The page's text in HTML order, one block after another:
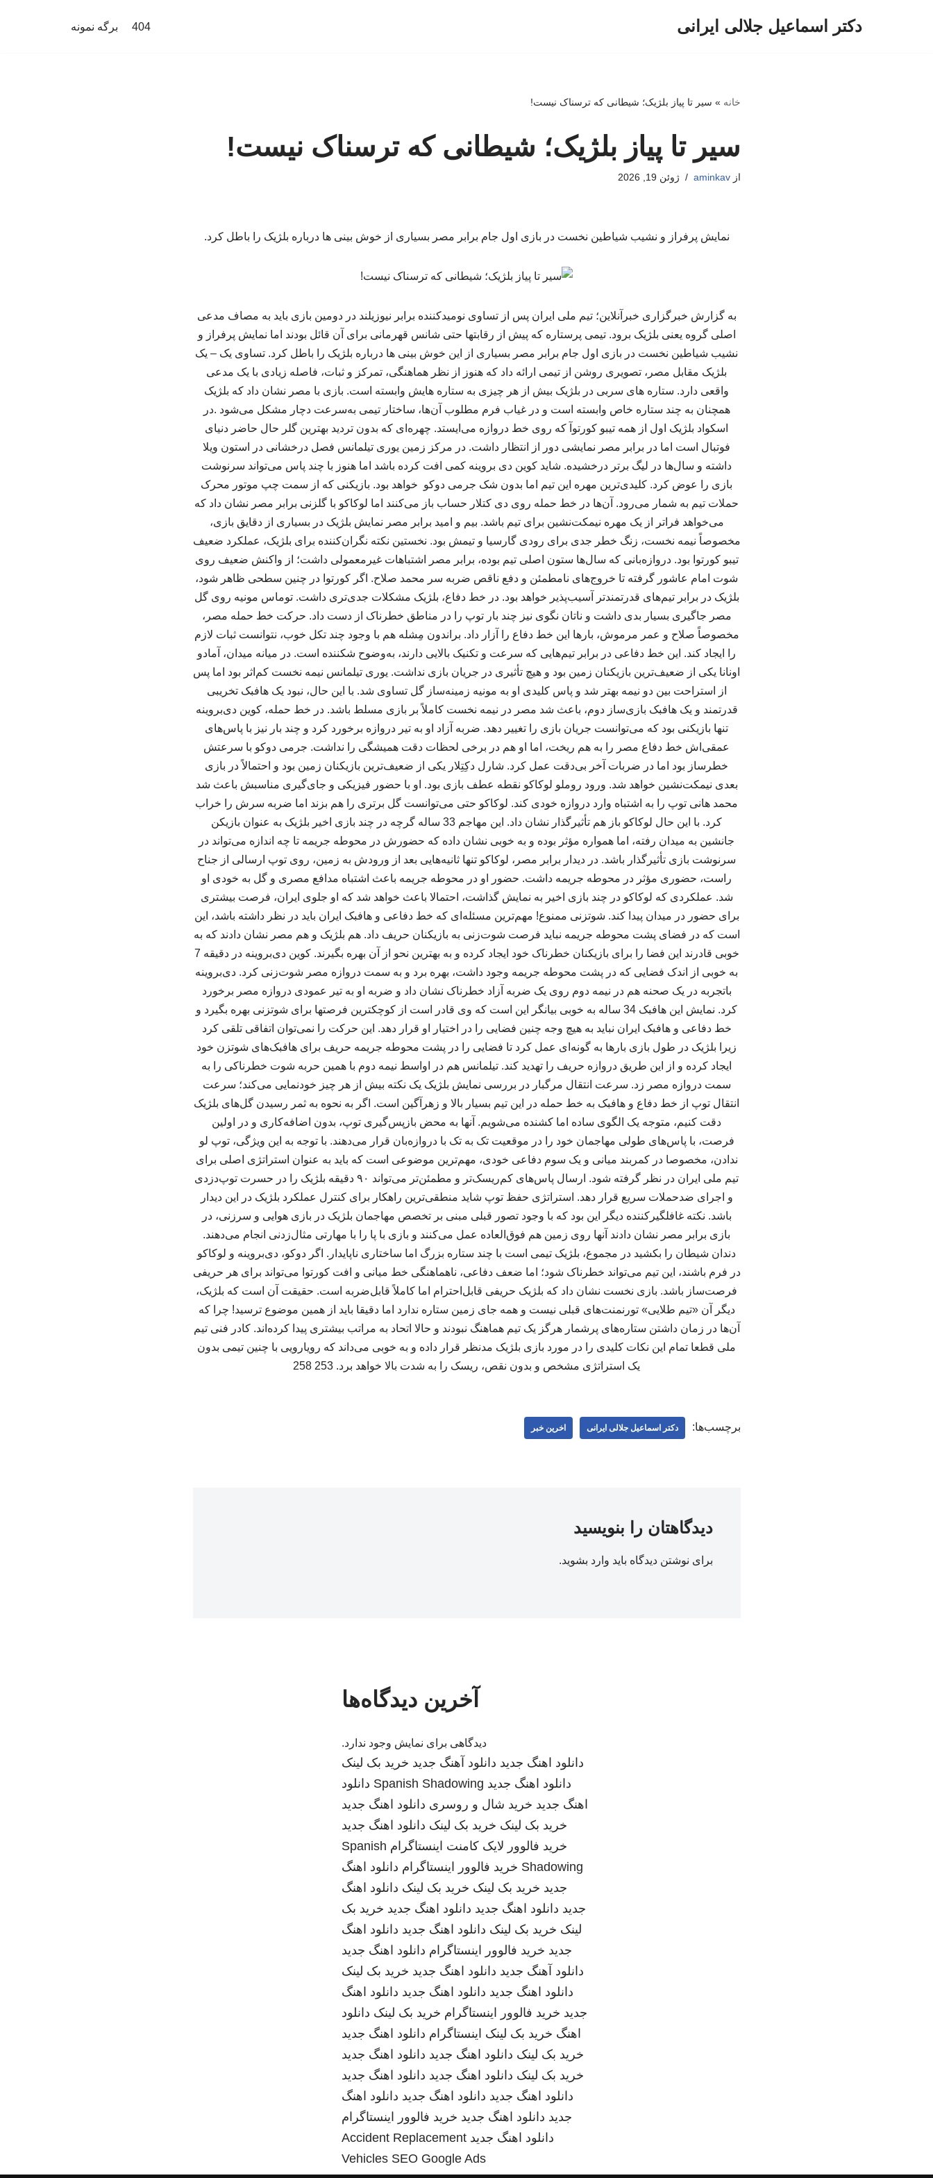
دکتر اسماعیل جلالی ایرانی 404 برگه نمونه
خانه » سیر تا پیاز بلژیک؛ شیطانی که ترسناک نیست!
سیر تا پیاز بلژیک؛ شیطانی که ترسناک نیست!
ازaminkav ژوئن 19, 2026
نمایش پرفراز و نشیب شیاطین نخست در بازی اول جام برابر مصر بسیاری از خوش بینی ها درباره بلژیک را باطل کرد.
به گزارش خبرگزاری خبرآنلاین؛ تیم ملی ایران پس از تساوی نومیدکننده برابر نیوزیلند در دومین بازی باید به مصاف مدعی
اصلی گروه یعنی بلژیک برود. تیمی پرستاره که پیش از رقابتها حتی شانس قهرمانی برای آن قائل بودند اما نمایش پرفراز و
نشیب شیاطین نخست در بازی اول جام برابر مصر بسیاری از این خوش بینی ها درباره بلژیک را باطل کرد. تساوی یک – یک
بلژیک مقابل مصر، تصویری روشن از تیمی ارائه داد که هنوز از نظر هماهنگی، تمرکز و ثبات، فاصله زیادی با یک مدعی
واقعی دارد. ستاره های سربی در بلژیک بیش از هر چیزی به ستاره هایش وابسته است. بازی با مصر نشان داد که بلژیک
همچنان به چند ستاره خاص وابسته است و در غیاب فرم مطلوب آن‌ها، ساختار تیمی به‌سرعت دچار مشکل می‌شود .در
اسکواد بلژیک اول از همه تیبو کورتوآ که روی خط دروازه می‌ایستد. چهره‌ای که بدون تردید بهترین گلر حال حاضر دنیای
فوتبال است اما در برابر مصر نمایشی دور از انتظار داشت. در مرکز زمین یوری تیلمانس فصل درخشانی در استون ویلا
داشته و سال‌ها در لیگ برتر درخشیده. شاید کوین دی بروینه کمی افت کرده باشد اما هنوز با چند پاس می‌تواند سرنوشت
بازی را عوض کرد. کلیدی‌ترین مهره این تیم اما بدون شک جرمی دوکو خواهد بود. بازیکنی که از سمت چپ موتور محرک
حملات تیم به شمار می‌رود. آن‌ها در خط حمله روی دی کتلار حساب باز می‌کنند اما لوکاکو با گلزنی برابر مصر نشان داد که
می‌خواهد فراتر از یک مهره نیمکت‌نشین برای تیم باشد. بیم و امید برابر مصر نمایش بلژیک در بسیاری از دقایق بازی،
مخصوصاً نیمه نخست، زنگ خطر جدی برای رودی گارسیا و تیمش بود. نخستین نکته نگران‌کننده برای بلژیک، عملکرد ضعیف
تیبو کورتوا بود. دروازه‌بانی که سال‌ها ستون اصلی تیم بوده، برابر مصر اشتباهات غیرمعمولی داشت؛ از واکنش ضعیف روی
شوت امام عاشور گرفته تا خروج‌های نامطمئن و دفع ناقص ضربه سر محمد صلاح. اگر کورتوا در چنین سطحی ظاهر شود،
بلژیک در برابر تیم‌های قدرتمندتر آسیب‌پذیر خواهد بود. در خط دفاع، بلژیک مشکلات جدی‌تری داشت. توماس مونیه روی گل
مصر جاگیری بسیار بدی داشت و ناتان نگوی نیز چند بار توپ را در مناطق خطرناک از دست داد. حرکت خط حمله مصر،
مخصوصاً صلاح و عمر مرموش، بارها این خط دفاع را آزار داد. براندون مِشله هم با وجود چند تکل خوب، نتوانست ثبات لازم
را ایجاد کند. این خط دفاعی در برابر تیم‌هایی که سرعت و تکنیک بالایی دارند، به‌وضوح شکننده است. در میانه میدان، آمادو
اونانا یکی از ضعیف‌ترین بازیکنان زمین بود و هیچ تأثیری در جریان بازی نداشت. یوری تیلمانس نیمه نخست کم‌اثر بود اما پس
از استراحت بین دو نیمه بهتر شد و پاس کلیدی او به مونیه زمینه‌ساز گل تساوی شد. با این حال، نبود یک هافبک تخریبی
قدرتمند و یک هافبک بازی‌ساز دوم، باعث شد مصر در نیمه نخست کاملاً بر بازی مسلط باشد. در خط حمله، کوین دی‌بروینه
تنها بازیکنی بود که می‌توانست جریان بازی را تغییر دهد. ضربه آزاد او به تیر دروازه برخورد کرد و چند بار نیز با پاس‌های
عمقی‌اش خط دفاع مصر را به هم ریخت، اما او هم در برخی لحظات دقت همیشگی را نداشت. جرمی دوکو با سرعتش
خطرساز بود اما در ضربات آخر بی‌دقت عمل کرد. شارل دکِتِلار یکی از ضعیف‌ترین بازیکنان زمین بود و احتمالاً در بازی
بعدی نیمکت‌نشین خواهد شد. ورود روملو لوکاکو نقطه عطف بازی بود. او با حضور فیزیکی و جای‌گیری مناسبش باعث شد
محمد هانی توپ را به اشتباه وارد دروازه خودی کند. لوکاکو حتی می‌توانست گل برتری را هم بزند اما ضربه سرش را خراب
کرد. با این حال لوکاکو باز هم تأثیرگذار نشان داد. این مهاجم 33 ساله گرچه در چند بازی اخیر بلژیک به عنوان بازیکن
جانشین به میدان رفته، اما همواره مؤثر بوده و به خوبی نشان داده که حضورش در محوطه جریمه تا چه اندازه می‌تواند در
سرنوشت بازی تأثیرگذار باشد. در دیدار برابر مصر، لوکاکو تنها ثانیه‌هایی بعد از ورودش به زمین، روی توپ ارسالی از جناح
راست، حضوری مؤثر در محوطه جریمه داشت. حضور او در محوطه جریمه باعث اشتباه مدافع مصری و گل به خودی او
شد. عملکردی که لوکاکو در چند بازی اخیر به نمایش گذاشت، احتمالا باعث خواهد شد که او جلوی ایران، فرصت بیشتری
برای حضور در میدان پیدا کند. شوتزنی ممنوع! مهم‌ترین مسئله‌ای که خط دفاعی و هافبک ایران باید در نظر داشته باشد، این
است که در فضای پشت محوطه جریمه نباید فرصت شوت‌زنی به بازیکنان حریف داد. هم بلژیک و هم مصر نشان دادند که به
خوبی قادرند این فضا را برای بازیکنان خطرناک خود ایجاد کرده و به بهترین نحو از آن بهره بگیرند. کوین دی‌بروینه در دقیقه 7
به خوبی از اندک فضایی که در پشت محوطه جریمه وجود داشت، بهره برد و به سمت دروازه مصر شوت‌زنی کرد. دی‌بروینه
باتجربه در یک صحنه هم در نیمه دوم روی یک ضربه آزاد خطرناک نشان داد و ضربه او به تیر عمودی دروازه مصر برخورد
کرد. نمایش این هافبک 34 ساله به خوبی بیانگر این است که وی قادر است از کوچکترین فرصتها برای شوتزنی بهره بگیرد و
خط دفاعی و هافبک ایران نباید به هیچ وجه چنین فضایی را در اختیار او قرار دهد. این حرکت را نمی‌توان اتفاقی تلقی کرد
زیرا بلژیک در طول بازی بارها به گونه‌ای عمل کرد تا فضایی را در پشت محوطه جریمه حریف برای هافبک‌های شوتزن خود
ایجاد کرده و از این طریق دروازه حریف را تهدید کند. تیلمانس هم در اواسط نیمه دوم با همین حربه شوت خطرناکی را به
سمت دروازه مصر زد. سرعت انتقال مرگبار در بررسی نمایش بلژیک یک نکته بیش از هر چیز خودنمایی می‌کند؛ سرعت
انتقال توپ از خط دفاع و هافبک به خط حمله در این تیم بسیار بالا و زهرآگین است. اگر به نحوه به ثمر رسیدن گل‌های بلژیک
دقت کنیم، متوجه یک الگوی ساده اما کشنده می‌شویم. آنها به محض بازپس‌گیری توپ، بدون اضافه‌کاری و در اولین
فرصت، با پاس‌های طولی مهاجمان خود را در موقعیت تک به تک با دروازه‌بان قرار می‌دهند. با توجه به این ویژگی، توپ لو
ندادن، مخصوصا در کمربند میانی و یک سوم دفاعی خودی، مهم‌ترین موضوعی است که باید به عنوان استراتژی اصلی برای
تیم ملی ایران در نظر گرفته شود. ارسال پاس‌های کم‌ریسک‌تر و مطمئن‌تر می‌تواند ۹۰ دقیقه بلژیک را در حسرت توپ‌دزدی
و اجرای ضدحملات سریع قرار دهد. استراتژی حفظ توپ شاید منطقی‌ترین راهکار برای کنترل عملکرد بلژیک در این دیدار
باشد. نکته غافلگیرکننده دیگر این بود که با وجود تصور قبلی مبنی بر تخصص مهاجمان بلژیک در بازی هوایی و سرزنی، در
بازی برابر مصر نشان دادند آنها روی زمین هم فوق‌العاده عمل می‌کنند و بازی با پا را با مهارتی مثال‌زدنی انجام می‌دهند.
دندان شیطان را بکشید در مجموع، بلژیک تیمی است با چند ستاره بزرگ اما ساختاری ناپایدار. اگر دوکو، دی‌بروینه و لوکاکو
در فرم باشند، این تیم می‌تواند خطرناک شود؛ اما ضعف دفاعی، ناهماهنگی خط میانی و افت کورتوا می‌تواند برای هر حریفی
فرصت‌ساز باشد. بازی نخست نشان داد که بلژیک حریفی قابل‌احترام اما کاملاً قابل‌ضربه است. حقیقت آن است که بلژیک،
دیگر آن «تیم طلایی» تورنمنت‌های قبلی نیست و همه جای زمین ستاره ندارد اما دقیقا باید از همین موضوع ترسید! چرا که
آن‌ها در زمان داشتن ستاره‌های پرشمار هرگز یک تیم هماهنگ نبودند و حالا اتحاد به مراتب بیشتری پیدا کرده‌اند. کادر فنی تیم
ملی قطعا تمام این نکات کلیدی را در مورد بازی بلژیک مدنظر قرار داده و به خوبی می‌داند که رویارویی با چنین تیمی بدون
یک استراتژی مشخص و بدون نقص، ریسک را به شدت بالا خواهد برد. 253 258
برچسب‌ها: دکتر اسماعیل جلالی ایرانی اخرین خبر
دیدگاهتان را بنویسید
برای نوشتن دیدگاه باید وارد بشوید.
آخرین دیدگاه‌ها
دیدگاهی برای نمایش وجود ندارد.
دانلود اهنگ جدید دانلود آهنگ جدید خرید بک لینک
دانلود اهنگ جدید Spanish Shadowing دانلود
اهنگ جدید خرید شال و روسری دانلود اهنگ جدید
خرید بک لینک خرید بک لینک دانلود اهنگ جدید
خرید فالوور لایک کامنت اینستاگرام Spanish
Shadowing خرید فالوور اینستاگرام دانلود اهنگ
جدید خرید بک لینک خرید بک لینک دانلود اهنگ
جدید دانلود اهنگ جدید دانلود اهنگ جدید خرید بک
لینک خرید بک لینک دانلود اهنگ جدید دانلود اهنگ
جدید خرید فالوور اینستاگرام دانلود اهنگ جدید
دانلود آهنگ جدید دانلود اهنگ جدید خرید بک لینک
دانلود اهنگ جدید دانلود اهنگ جدید دانلود اهنگ
جدید خرید فالوور اینستاگرام خرید بک لینک دانلود
اهنگ خرید بک لینک اینستاگرام دانلود اهنگ جدید
خرید بک لینک دانلود اهنگ جدید دانلود اهنگ جدید
خرید بک لینک دانلود اهنگ جدید دانلود اهنگ جدید
دانلود اهنگ جدید دانلود اهنگ جدید دانلود اهنگ
جدید دانلود اهنگ جدید خرید فالوور اینستاگرام
دانلود اهنگ جدید Accident Replacement
Vehicles SEO Google Ads